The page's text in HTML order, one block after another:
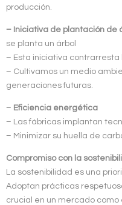
producción.
– Iniciativa de plantación de
se planta un árbol
– Esta iniciativa
– Cultivamos un medio
generaciones futuras.
– Eficiencia energética
– Las fábricas implantan
– Minimizar su huella de
Compromiso con la
La sostenibilidad es una
Adoptan prácticas
crucial en un mercado como